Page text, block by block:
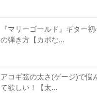
『マリーゴールド』ギター
の弾き方【カポな...
アコギ弦の太さ(ゲージ)で悩
て欲しい！【太...